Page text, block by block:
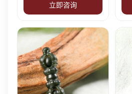
立即咨询